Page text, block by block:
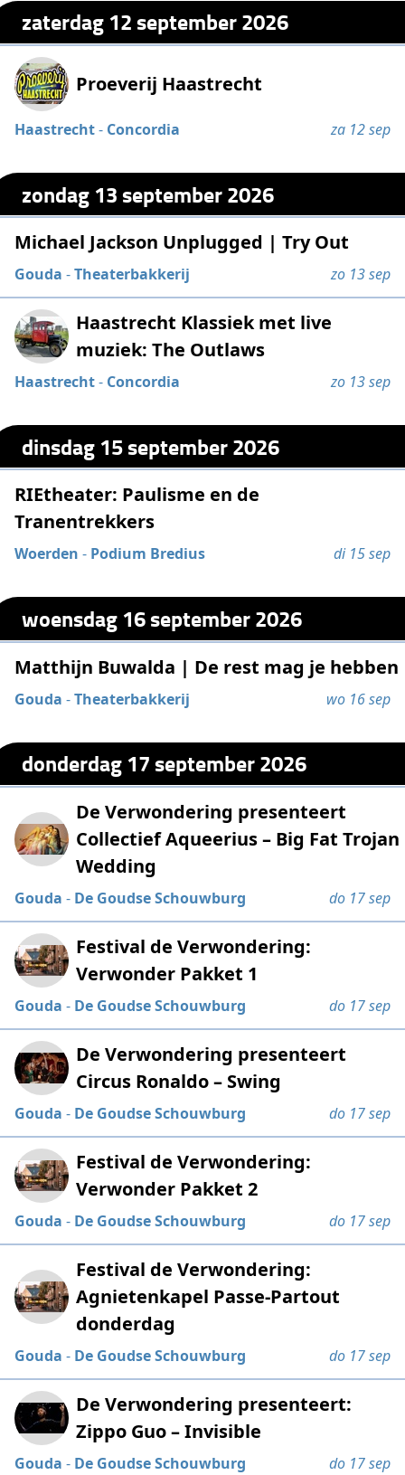
zaterdag 12 september 2026
Proeverij Haastrecht
Haastrecht- Concordia za 12 sep
zondag 13 september 2026
Michael Jackson Unplugged | Try Out
Gouda -Theaterbakkerij zo 13 sep
Haastrecht Klassiek met live
muziek: The Outlaws
Haastrecht- Concordia zo 13 sep
dinsdag 15 september 2026
RIEtheater: Paulisme en de
Tranentrekkers
Woerden - Podium Bredius di 15 sep
woensdag 16 september 2026
Matthijn Buwalda | De rest mag je hebben
Gouda -Theaterbakkerij wo 16 sep
donderdag 17 september 2026
De Verwondering presenteert
Collectief Aqueerius – Big Fat Trojan
Wedding
Gouda - De Goudse Schouwburg do 17 sep
Festival de Verwondering:
Verwonder Pakket 1
Gouda - De Goudse Schouwburg do 17 sep
De Verwondering presenteert
Circus Ronaldo – Swing
Gouda - De Goudse Schouwburg do 17 sep
Festival de Verwondering:
Verwonder Pakket 2
Gouda - De Goudse Schouwburg do 17 sep
Festival de Verwondering:
Agnietenkapel Passe-Partout
donderdag
Gouda - De Goudse Schouwburg do 17 sep
De Verwondering presenteert:
Zippo Guo – Invisible
Gouda - De Goudse Schouwburg do 17 sep